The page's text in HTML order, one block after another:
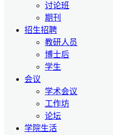
讨论班
期刊
招生招聘
教研人员
博士后
学生
会议
学术会议
工作坊
论坛
学院生活